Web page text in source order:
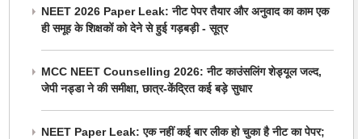
NEET 2026 Paper Leak: नीट पेपर तैयार और अनुवाद का काम एक
ही समूह के शिक्षकों को देने से हुई गड़बड़ी - सूत्र
MCC NEET Counselling 2026: नीट काउंसलिंग शेड्यूल जल्द,
जेपी नड्डा ने की समीक्षा, छात्र-केंद्रित कई बड़े सुधार
NEET Paper Leak: एक नहीं कई बार लीक हो चुका है नीट का पेपर;